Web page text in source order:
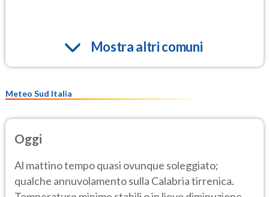
Mostra altri comuni
Meteo Sud Italia
Oggi
Al mattino tempo quasi ovunque soleggiato;
qualche annuvolamento sulla Calabria tirrenica.